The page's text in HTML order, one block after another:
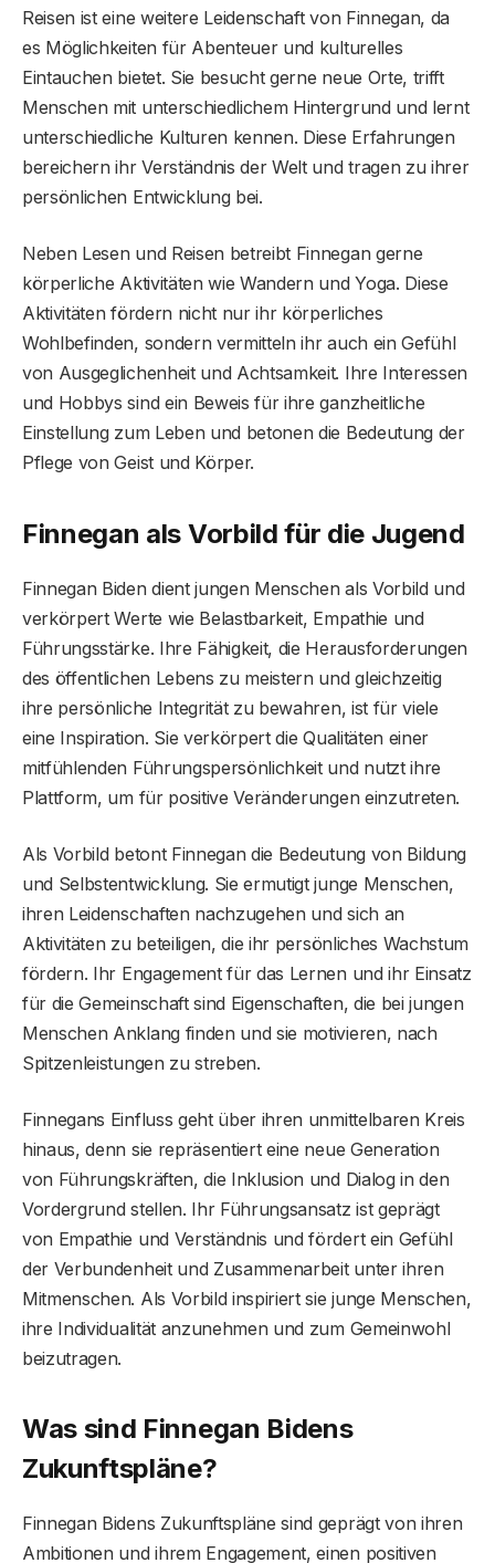
Reisen ist eine weitere Leidenschaft von Finnegan, da
es Möglichkeiten für Abenteuer und kulturelles
Eintauchen bietet. Sie besucht gerne neue Orte, trifft
Menschen mit unterschiedlichem Hintergrund und lernt
unterschiedliche Kulturen kennen. Diese Erfahrungen
bereichern ihr Verständnis der Welt und tragen zu ihrer
persönlichen Entwicklung bei.
Neben Lesen und Reisen betreibt Finnegan gerne
körperliche Aktivitäten wie Wandern und Yoga. Diese
Aktivitäten fördern nicht nur ihr körperliches
Wohlbefinden, sondern vermitteln ihr auch ein Gefühl
von Ausgeglichenheit und Achtsamkeit. Ihre Interessen
und Hobbys sind ein Beweis für ihre ganzheitliche
Einstellung zum Leben und betonen die Bedeutung der
Pflege von Geist und Körper.
Finnegan als Vorbild für die Jugend
Finnegan Biden dient jungen Menschen als Vorbild und
verkörpert Werte wie Belastbarkeit, Empathie und
Führungsstärke. Ihre Fähigkeit, die Herausforderungen
des öffentlichen Lebens zu meistern und gleichzeitig
ihre persönliche Integrität zu bewahren, ist für viele
eine Inspiration. Sie verkörpert die Qualitäten einer
mitfühlenden Führungspersönlichkeit und nutzt ihre
Plattform, um für positive Veränderungen einzutreten.
Als Vorbild betont Finnegan die Bedeutung von Bildung
und Selbstentwicklung. Sie ermutigt junge Menschen,
ihren Leidenschaften nachzugehen und sich an
Aktivitäten zu beteiligen, die ihr persönliches Wachstum
fördern. Ihr Engagement für das Lernen und ihr Einsatz
für die Gemeinschaft sind Eigenschaften, die bei jungen
Menschen Anklang finden und sie motivieren, nach
Spitzenleistungen zu streben.
Finnegans Einfluss geht über ihren unmittelbaren Kreis
hinaus, denn sie repräsentiert eine neue Generation
von Führungskräften, die Inklusion und Dialog in den
Vordergrund stellen. Ihr Führungsansatz ist geprägt
von Empathie und Verständnis und fördert ein Gefühl
der Verbundenheit und Zusammenarbeit unter ihren
Mitmenschen. Als Vorbild inspiriert sie junge Menschen,
ihre Individualität anzunehmen und zum Gemeinwohl
beizutragen.
Was sind Finnegan Bidens
Zukunftspläne?
Finnegan Bidens Zukunftspläne sind geprägt von ihren
Ambitionen und ihrem Engagement, einen positiven